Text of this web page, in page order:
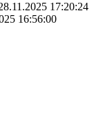
17:20:24
16:56:00